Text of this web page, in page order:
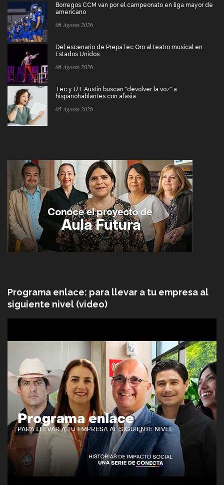
Borregos CCM van por el campeonato en liga mayor de
americano
06 Agosto 2026
Del escenario de PrepaTec Qro al teatro musical en
Estados Unidos
06 Agosto 2026
Tec y UT Austin buscan "devolver la voz" a
hispanohablantes con afasia
05 Agosto 2026
Programa enlace: para llevar a tu empresa al
siguiente nivel (video)